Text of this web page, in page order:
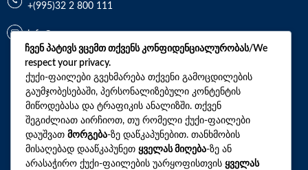
+(995)32 2 800 111
info@synevo.ge
2021 – 2026 © სინევო. ყველა უფლება დაცულია
ყველა ანალიზი
ჩვენი აქციები და პროფილები
ჩვენ პატივს ვცემთ თქვენს კონფიდენციალურობას/We
respect your privacy.
ქუქი-ფაილები გვეხმარება თქვენი გამოცდილების
გაუმჯობესებაში, პერსონალიზებული კონტენტის
მიწოდებასა და ტრაფიკის ანალიზში. თქვენ
შეგიძლიათ აირჩიოთ, თუ რომელი ქუქი-ფაილები
დაუშვათ მორგება-ზე დაწკაპუნებით. თანხმობის
მისაღებად დააწკაპუნეთ ყველას მიღება-ზე ან
არასაჭირო ქუქი-ფაილების უარყოფისთვის ყველას